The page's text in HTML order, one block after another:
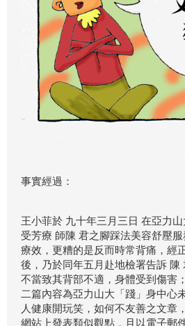
事實經過：
王小菲於 九十年三月三日 在亞力
受芳療 師陳 君之腳踩法美容舒壓
療效，更糟的是反而時常背痛，經
後，乃於同年五月赴地檢署告訴 陳
不當致其背部不適，身體受到傷害
二篇內容為亞力山大「踐」身中心
人健康開玩笑，如何不友善之文章
網站上發表類似觀點，且以電子郵